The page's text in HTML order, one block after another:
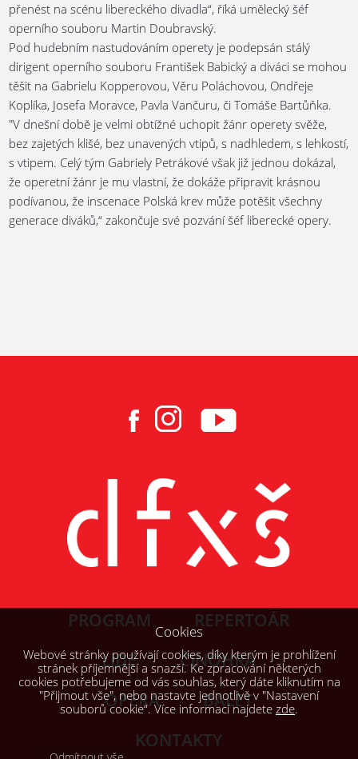
přenést na scénu libereckého divadla“, říká umělecký šéf
operního souboru Martin Doubravský.
Pod hudebním nastudováním operety je podepsán stálý
dirigent operního souboru František Babický a diváci se mohou
těšit na Gabrielu Kopperovou, Věru Poláchovou, Ondřeje
Koplíka, Josefa Moravce, Pavla Vančuru, či Tomáše Bartůňka.
"V dnešní době je velmi obtížné uchopit žánr operety svěže,
bez zajetých klišé, bez unavených vtipů, s nadhledem, s lehkostí,
s vtipem. Celý tým Gabriely Petrákové však již jednou dokázal,
že operetní žánr je mu vlastní, že dokáže připravit krásnou
podívanou, že inscenace Polská krev může potěšit všechny
generace diváků,“ zakončuje své pozvání šéf liberecké opery.
PROGRAM
REPERTOÁR
LIDÉ
ČINOHRA
OPERA
BALET
KONTAKTY
Cookies
Webové stránky používají cookies, díky kterým je prohlížení
stránek příjemnější a snazší. Ke zpracování některých
cookies potřebujeme od vás souhlas, který dáte kliknutím na
"Přijmout vše", nebo nastavte jednotlivě v "Nastavení
souborů cookie“. Více informací najdete zde.